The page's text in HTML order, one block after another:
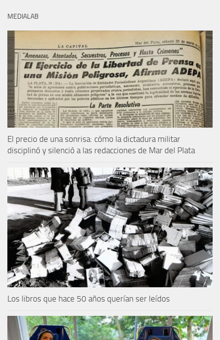
MEDIALAB
El precio de una sonrisa: cómo la dictadura militar
disciplinó y silenció a las redacciones de Mar del Plata
Los libros que hace 50 años querían ser leídos